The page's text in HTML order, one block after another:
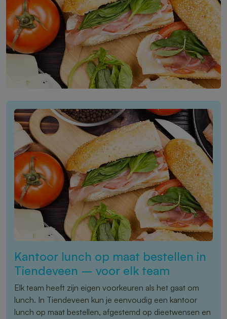
Kantoor lunch op maat bestellen in
Tiendeveen – voor elk team
Elk team heeft zijn eigen voorkeuren als het gaat om
lunch. In Tiendeveen kun je eenvoudig een kantoor
lunch op maat bestellen, afgestemd op dieetwensen en